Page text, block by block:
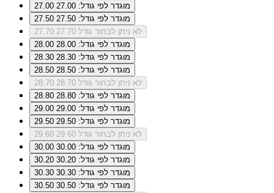
27.00
מוגדר לפי גודל: 27.00
27.50
מוגדר לפי גודל: 27.50
27.70
לא ניתן לבחור גודל 27.70
28.00
מוגדר לפי גודל: 28.00
28.30
מוגדר לפי גודל: 28.30
28.50
מוגדר לפי גודל: 28.50
28.70
לא ניתן לבחור גודל 28.70
28.80
מוגדר לפי גודל: 28.80
29.00
מוגדר לפי גודל: 29.00
29.50
מוגדר לפי גודל: 29.50
29.60
לא ניתן לבחור גודל 29.60
30.00
מוגדר לפי גודל: 30.00
30.20
מוגדר לפי גודל: 30.20
30.30
מוגדר לפי גודל: 30.30
30.50
מוגדר לפי גודל: 30.50